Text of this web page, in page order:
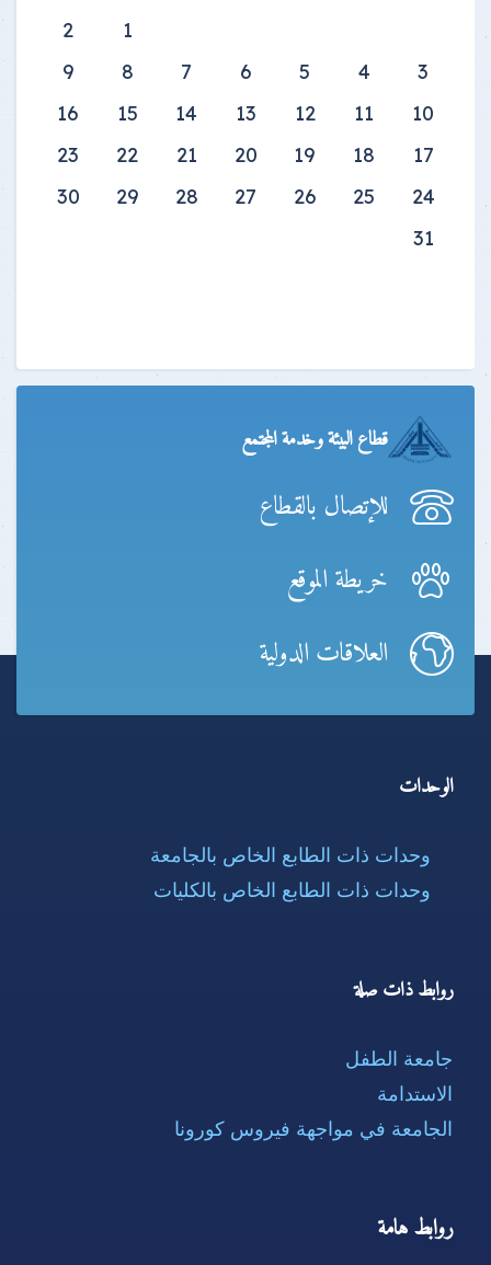
1
2
3
4
5
6
7
8
9
10
11
12
13
14
15
16
17
18
19
20
21
22
23
24
25
26
27
28
29
30
31
قطاع البيئة وخدمة المجتمع
للإتصال بالقطاع
خريطة الموقع
العلاقات الدولية
الوحدات
وحدات ذات الطابع الخاص بالجامعة
وحدات ذات الطابع الخاص بالكليات
روابط ذات صلة
جامعة الطفل
الاستدامة
الجامعة في مواجهة فيروس كورونا
روابط هامة